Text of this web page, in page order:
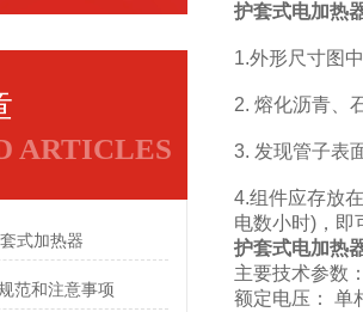
ARTICLES
式加热器
范和注意事项
护套式电加热
1.外形尺寸图
2. 熔化沥青、
3. 发现管子表
4.组件应存放
电数小时)，即
护套式电加热
主要技术参数
额定电压： 单